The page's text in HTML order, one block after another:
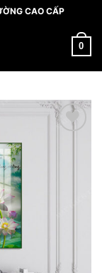
CAO CẤP
0